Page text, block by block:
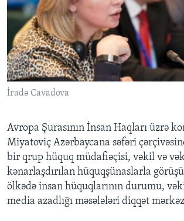
BIZI IZLƏYIN
Dillər
İradə Cavadova
Avropa Şurasının İnsan Haqları üzrə
Miyatoviç Azərbaycana səfəri
bir qrup hüquq müdafiəçisi, vəkil və
kənarlaşdırılan hüquqşünaslarla
ölkədə insan hüquqlarının durumu,
media azadlığı məsələləri diqqət